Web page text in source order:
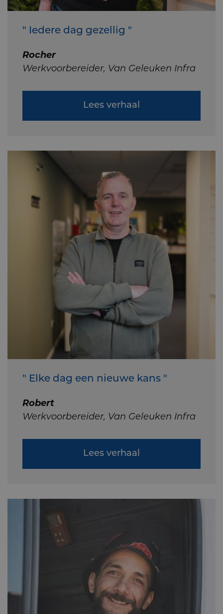
" Iedere dag gezellig "
Rocher
Werkvoorbereider, Van Geleuken Infra
Lees verhaal
" Elke dag een nieuwe kans "
Robert
Werkvoorbereider, Van Geleuken Infra
Lees verhaal